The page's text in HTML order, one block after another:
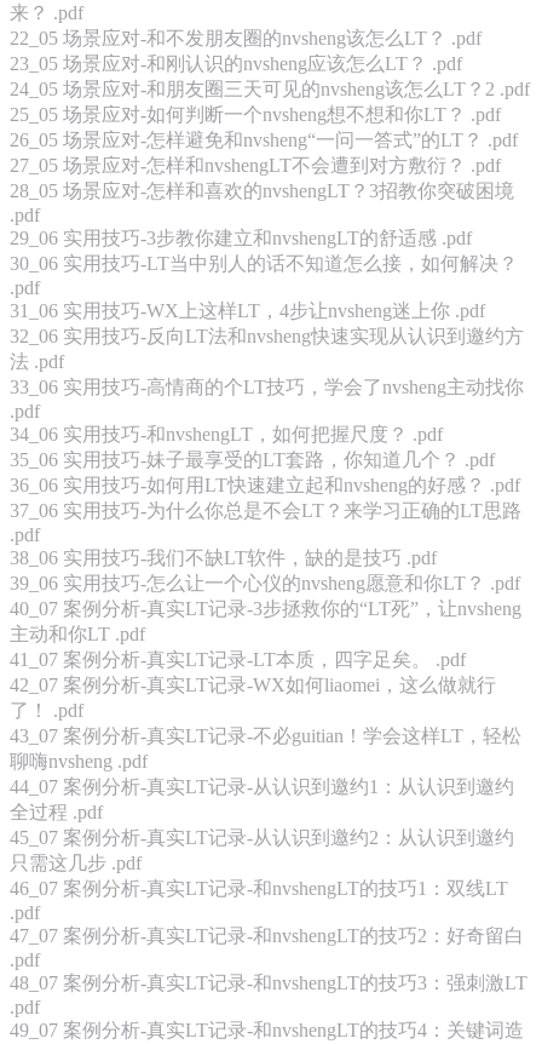
来？ .pdf
22_05 场景应对-和不发朋友圈的nvsheng该怎么LT？ .pdf
23_05 场景应对-和刚认识的nvsheng应该怎么LT？ .pdf
24_05 场景应对-和朋友圈三天可见的nvsheng该怎么LT？2 .pdf
25_05 场景应对-如何判断一个nvsheng想不想和你LT？ .pdf
26_05 场景应对-怎样避免和nvsheng“一问一答式”的LT？ .pdf
27_05 场景应对-怎样和nvshengLT不会遭到对方敷衍？ .pdf
28_05 场景应对-怎样和喜欢的nvshengLT？3招教你突破困境
.pdf
29_06 实用技巧-3步教你建立和nvshengLT的舒适感 .pdf
30_06 实用技巧-LT当中别人的话不知道怎么接，如何解决？
.pdf
31_06 实用技巧-WX上这样LT，4步让nvsheng迷上你 .pdf
32_06 实用技巧-反向LT法和nvsheng快速实现从认识到邀约方
法 .pdf
33_06 实用技巧-高情商的个LT技巧，学会了nvsheng主动找你
.pdf
34_06 实用技巧-和nvshengLT，如何把握尺度？ .pdf
35_06 实用技巧-妹子最享受的LT套路，你知道几个？ .pdf
36_06 实用技巧-如何用LT快速建立起和nvsheng的好感？ .pdf
37_06 实用技巧-为什么你总是不会LT？来学习正确的LT思路
.pdf
38_06 实用技巧-我们不缺LT软件，缺的是技巧 .pdf
39_06 实用技巧-怎么让一个心仪的nvsheng愿意和你LT？ .pdf
40_07 案例分析-真实LT记录-3步拯救你的“LT死”，让nvsheng
主动和你LT .pdf
41_07 案例分析-真实LT记录-LT本质，四字足矣。 .pdf
42_07 案例分析-真实LT记录-WX如何liaomei，这么做就行
了！ .pdf
43_07 案例分析-真实LT记录-不必guitian！学会这样LT，轻松
聊嗨nvsheng .pdf
44_07 案例分析-真实LT记录-从认识到邀约1：从认识到邀约
全过程 .pdf
45_07 案例分析-真实LT记录-从认识到邀约2：从认识到邀约
只需这几步 .pdf
46_07 案例分析-真实LT记录-和nvshengLT的技巧1：双线LT
.pdf
47_07 案例分析-真实LT记录-和nvshengLT的技巧2：好奇留白
.pdf
48_07 案例分析-真实LT记录-和nvshengLT的技巧3：强刺激LT
.pdf
49_07 案例分析-真实LT记录-和nvshengLT的技巧4：关键词造